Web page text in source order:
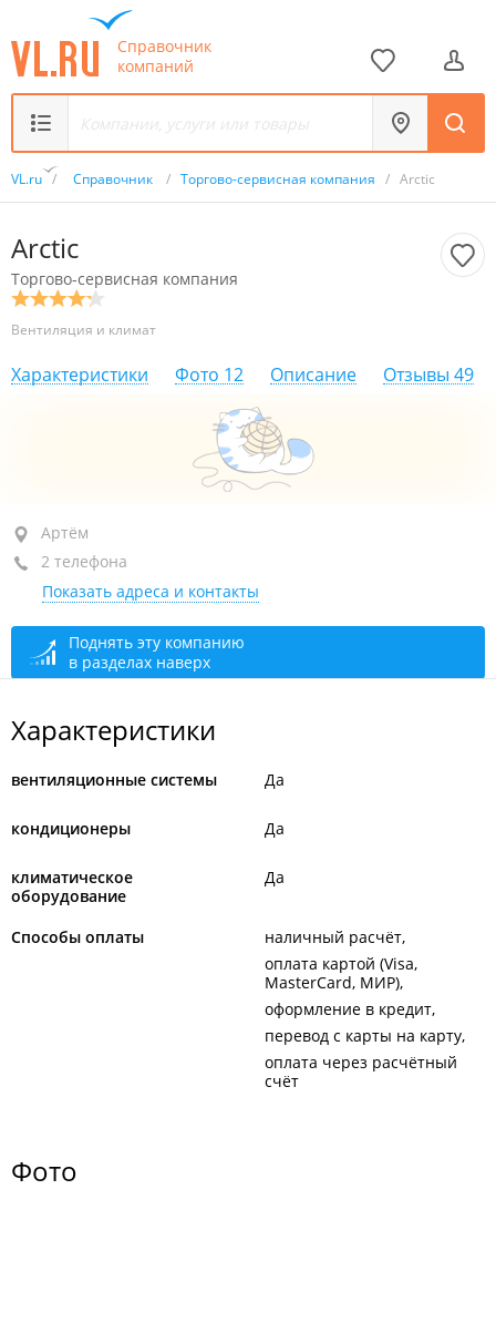
Справочник
компаний
VL.ru / Справочник / Торгово-сервисная компания / Arctic
Arctic
Торгово-сервисная компания
Вентиляция и климат
Характеристики Фото 12 Описание Отзывы 49
Артём, ул. Площадь Ленина, 4
вход с торца здания
+7 914 976-88-86магазин
+7 914 960-70-52 установка, монтаж
сегодня закрыто
Артём
2 телефона
Показать адреса и контакты
Поднять эту компанию
в разделах наверх
Характеристики
вентиляционные системы Да
кондиционеры Да
климатическое
оборудование
Да
Способы оплаты
наличный расчёт
оплата картой (Visa,
MasterCard, МИР)
оформление в кредит
перевод с карты на карту
оплата через расчётный
счёт
Фото